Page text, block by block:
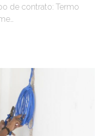
de contrato: Termo